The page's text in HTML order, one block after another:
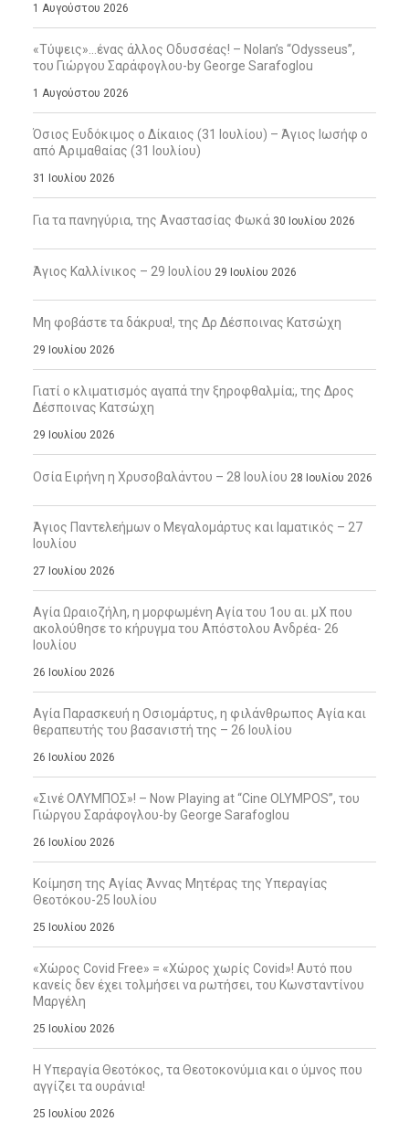
1 Αυγούστου 2026
«Τύψεις»…ένας άλλος Οδυσσέας! – Nolan’s “Odysseus”,
του Γιώργου Σαράφογλου-by George Sarafoglou
1 Αυγούστου 2026
Όσιος Ευδόκιμος ο Δίκαιος (31 Ιουλίου) – Άγιος Ιωσήφ ο
από Αριμαθαίας (31 Ιουλίου)
31 Ιουλίου 2026
Για τα πανηγύρια, της Αναστασίας Φωκά 30 Ιουλίου 2026
Άγιος Καλλίνικος – 29 Ιουλίου 29 Ιουλίου 2026
Μη φοβάστε τα δάκρυα!, της Δρ Δέσποινας Κατσώχη
29 Ιουλίου 2026
Γιατί ο κλιματισμός αγαπά την ξηροφθαλμία;, της Δρος
Δέσποινας Κατσώχη
29 Ιουλίου 2026
Οσία Ειρήνη η Χρυσοβαλάντου – 28 Ιουλίου 28 Ιουλίου 2026
Άγιος Παντελεήμων ο Μεγαλομάρτυς και Ιαματικός – 27
Ιουλίου
27 Ιουλίου 2026
Αγία Ωραιοζήλη, η μορφωμένη Αγία του 1ου αι. μΧ που
ακολούθησε το κήρυγμα του Απόστολου Ανδρέα- 26
Ιουλίου
26 Ιουλίου 2026
Αγία Παρασκευή η Οσιομάρτυς, η φιλάνθρωπος Αγία και
θεραπευτής του βασανιστή της – 26 Ιουλίου
26 Ιουλίου 2026
«Σινέ ΟΛΥΜΠΟΣ»! – Now Playing at “Cine OLYMPOS”, του
Γιώργου Σαράφογλου-by George Sarafoglou
26 Ιουλίου 2026
Κοίμηση της Αγίας Άννας Μητέρας της Υπεραγίας
Θεοτόκου-25 Ιουλίου
25 Ιουλίου 2026
«Χώρος Covid Free» = «Χώρος χωρίς Covid»! Αυτό που
κανείς δεν έχει τολμήσει να ρωτήσει, του Κωνσταντίνου
Μαργέλη
25 Ιουλίου 2026
Η Υπεραγία Θεοτόκος, τα Θεοτοκονύμια και ο ύμνος που
αγγίζει τα ουράνια!
25 Ιουλίου 2026